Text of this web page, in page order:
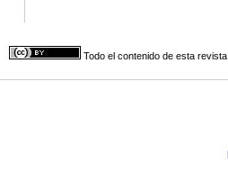
Todo el contenido de esta